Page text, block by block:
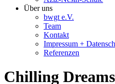
Über uns
bwgt e.V.
Team
Kontakt
Impressum +
Referenzen
Chilling